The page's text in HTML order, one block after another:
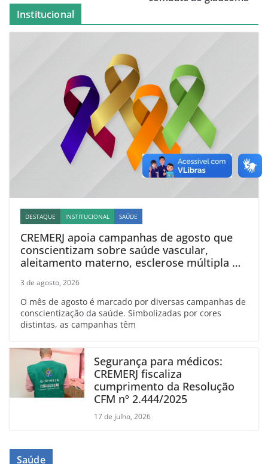
Institucional
DESTAQUE INSTITUCIONAL SAÚDE
CREMERJ apoia campanhas de agosto que
conscientizam sobre saúde vascular,
aleitamento materno, esclerose múltipla e
3 de agosto, 2026
O mês de agosto é marcado por diversas campanhas de
conscientização da saúde. Simbolizadas por cores
distintas, as campanhas têm
Segurança para médicos:
CREMERJ fiscaliza
cumprimento da Resolução
CFM nº 2.444/2025
17 de julho, 2026
Saúde